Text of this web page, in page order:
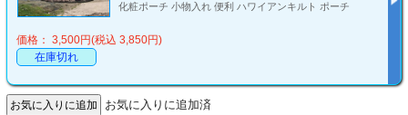
化粧ポーチ 小物入れ 便利 ハワイアンキルト ポーチ
価格： 3,500円(税込 3,850円)
在庫切れ
お気に入りに追加済